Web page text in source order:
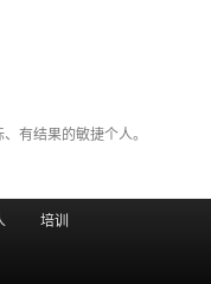
有结果的敏捷个人。
培训